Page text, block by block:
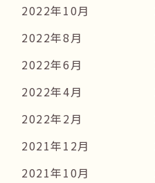
2022年10月
2022年8月
2022年6月
2022年4月
2022年2月
2021年12月
2021年10月